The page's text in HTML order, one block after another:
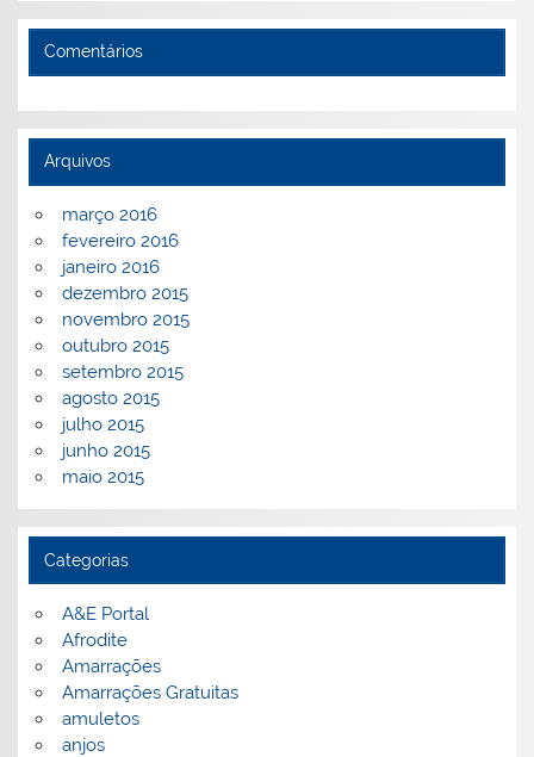
Comentários
Arquivos
março 2016
fevereiro 2016
janeiro 2016
dezembro 2015
novembro 2015
outubro 2015
setembro 2015
agosto 2015
julho 2015
junho 2015
maio 2015
Categorias
A&E Portal
Afrodite
Amarrações
Amarrações Gratuitas
amuletos
anjos